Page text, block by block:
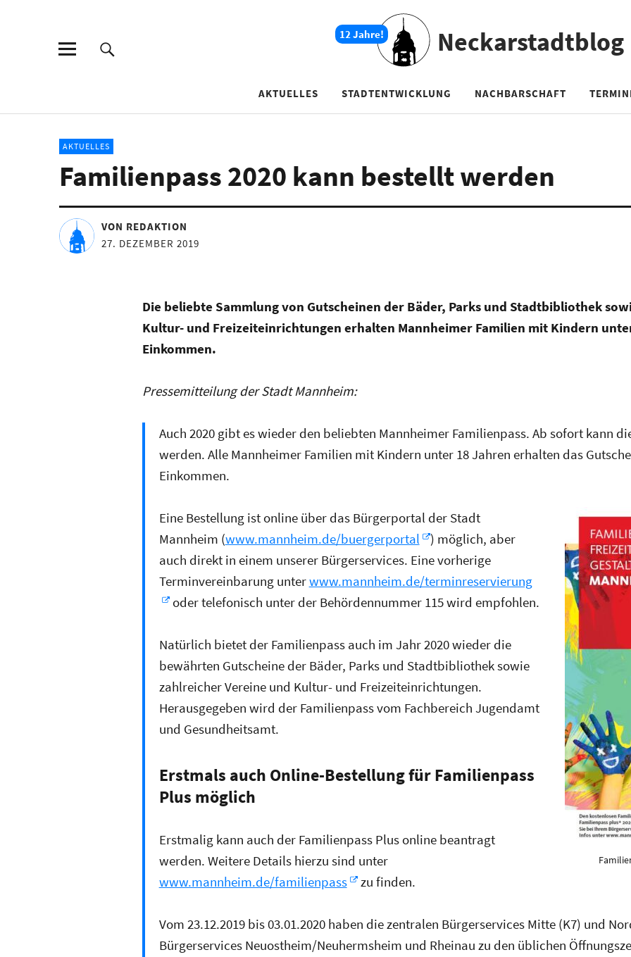
Neckarstadtblog
AKTUELLES STADTENTWICKLUNG NACHBARSCHAFT
AKTUELLES
Familienpass 2020 kann bestellt werden
VON REDAKTION
27. DEZEMBER 2019
Die beliebte Sammlung von Gutscheinen der Bäder, Parks und Stadtbibliothek
Kultur- und Freizeiteinrichtungen erhalten Mannheimer Familien mit Kindern
Einkommen.
Pressemitteilung der Stadt Mannheim:
Auch 2020 gibt es wieder den beliebten Mannheimer Familienpass. Ab sofort kann
werden. Alle Mannheimer Familien mit Kindern unter 18 Jahren erhalten das
Einkommen.
Eine Bestellung ist online über das Bürgerportal der Stadt
Mannheim (www.mannheim.de/buergerportal
) möglich, aber
auch direkt in einem unserer Bürgerservices. Eine vorherige
Terminvereinbarung unterwww.mannheim.de/terminreservierung
oder telefonisch unter der Behördennummer 115 wird empfohlen.
Natürlich bietet der Familienpass auch im Jahr 2020 wieder die
bewährten Gutscheine der Bäder, Parks und Stadtbibliothek sowie
zahlreicher Vereine und Kultur- und Freizeiteinrichtungen.
Herausgegeben wird der Familienpass vom Fachbereich Jugendamt
und Gesundheitsamt.
Erstmals auch Online-Bestellung für Familienpass
Plus möglich
Erstmalig kann auch der Familienpass Plus online beantragt
werden. Weitere Details hierzu sind unter
www.mannheim.de/familienpass
zu finden.
Vom 23.12.2019 bis 03.01.2020 haben die zentralen Bürgerservices Mitte (K7) und
Bürgerservices Neuostheim/Neuhermsheim und Rheinau zu den üblichen